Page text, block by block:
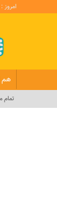
امروز : شنبه,
هم
تمام